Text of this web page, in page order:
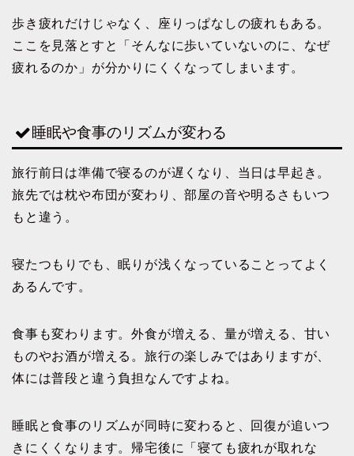
歩き疲れだけじゃなく、座りっぱなしの疲れもある。
ここを見落とすと「そんなに歩いていないのに、なぜ
疲れるのか」が分かりにくくなってしまいます。
睡眠や食事のリズムが変わる
旅行前日は準備で寝るのが遅くなり、当日は早起き。
旅先では枕や布団が変わり、部屋の音や明るさもいつ
もと違う。
寝たつもりでも、眠りが浅くなっていることってよく
あるんです。
食事も変わります。外食が増える、量が増える、甘い
ものやお酒が増える。旅行の楽しみではありますが、
体には普段と違う負担なんですよね。
睡眠と食事のリズムが同時に変わると、回復が追いつ
きにくくなります。帰宅後に「寝ても疲れが取れな